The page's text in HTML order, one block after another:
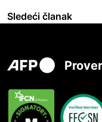
Sledeći članak